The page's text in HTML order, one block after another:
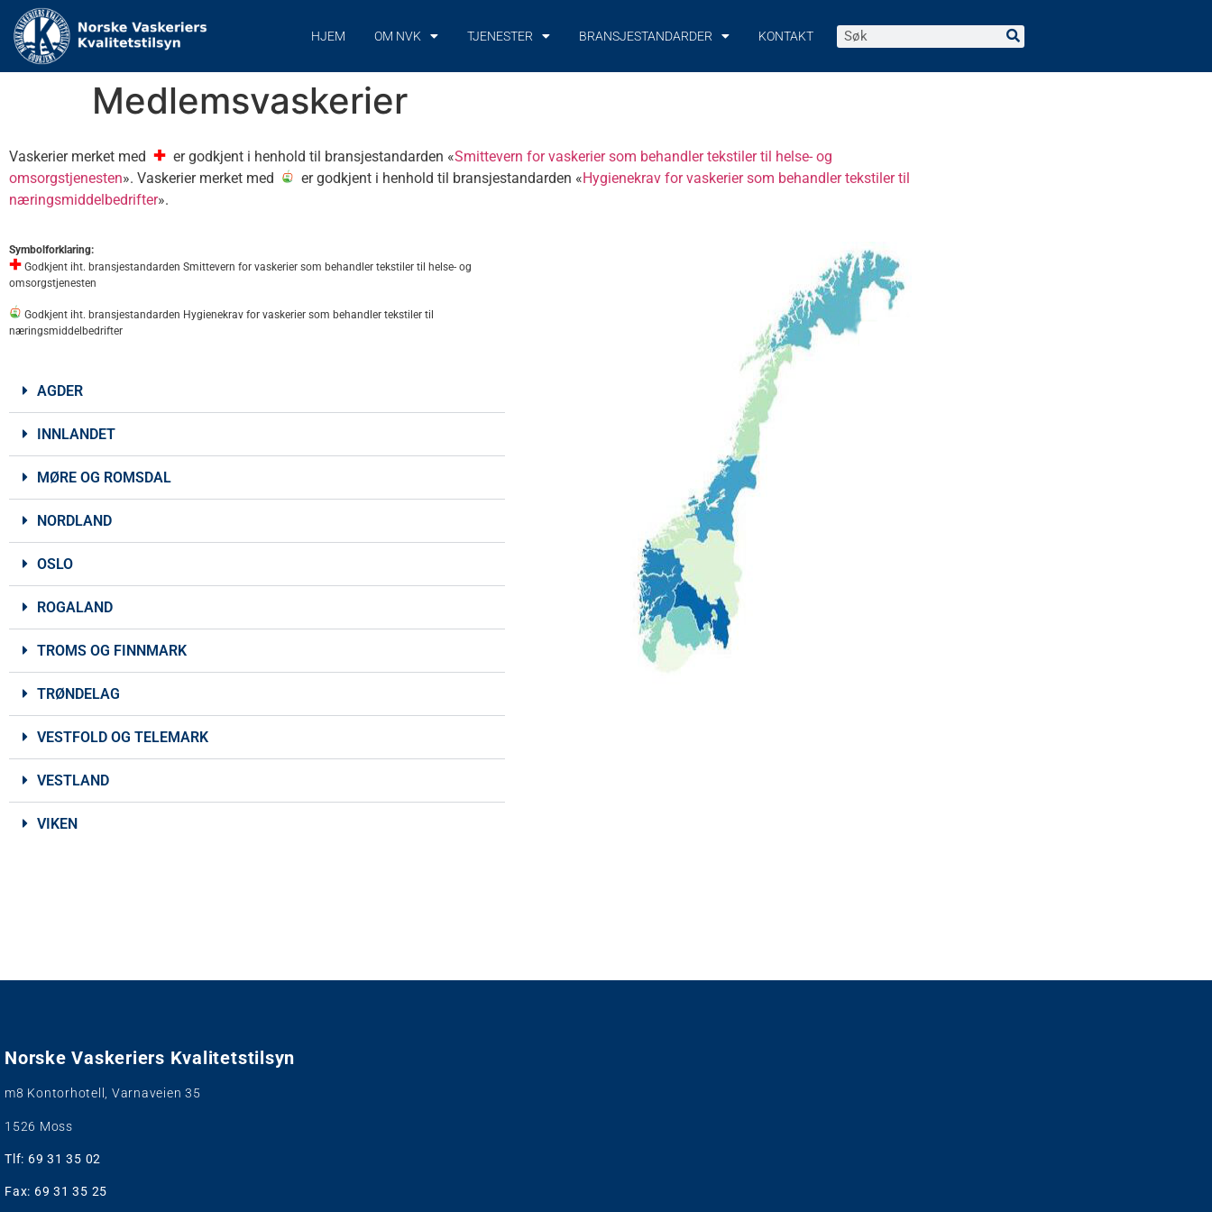
HJEM OM NVK TJENESTER BRANSJESTANDARDER KONTAKT
Medlemsvaskerier
Vaskerier merket med er godkjent i henhold til bransjestandarden «Smittevern for vaskerier som behandler tekstiler til helse- og
omsorgstjenesten». Vaskerier merket med er godkjent i henhold til bransjestandarden «Hygienekrav for vaskerier som behandler tekstiler til
næringsmiddelbedrifter».
Symbolforklaring:
Godkjent i ht. bransjestandarden Smittevern for vaskerier som behandler tekstiler til helse- og
omsorgstjenesten
Godkjent iht. bransjestandarden Hygienekrav for vaskerier som behandler tekstiler til
næringsmiddelbedrifter
AGDER
INNLANDET
MØRE OG ROMSDAL
NORDLAND
OSLO
ROGALAND
TROMS OG FINNMARK
TRØNDELAG
VESTFOLD OG TELEMARK
VESTLAND
VIKEN
Norske Vaskeriers Kvalitetstilsyn
m8 Kontorhotell, Varnaveien 35
1526 Moss
Tlf: 69 31 35 02
Fax: 69 31 35 25